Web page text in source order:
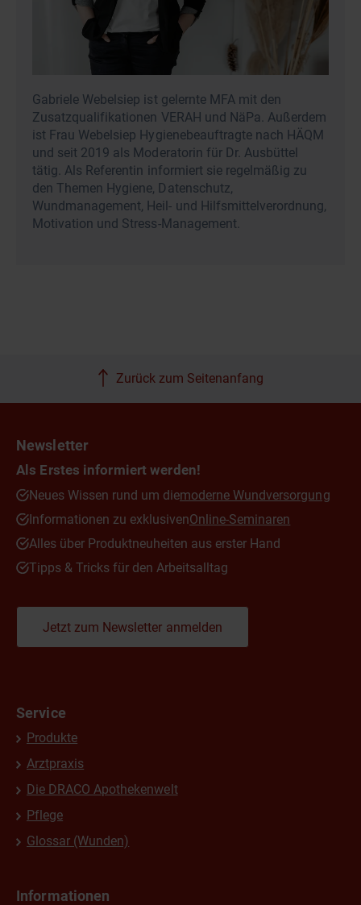
Gabriele Webelsiep ist gelernte MFA mit den
Zusatzqualifikationen VERAH und NäPa. Außerdem
ist Frau Webelsiep Hygienebeauftragte nach HÄQM
und seit 2019 als Moderatorin für Dr. Ausbüttel
tätig. Als Referentin informiert sie regelmäßig zu
den Themen Hygiene, Datenschutz,
Wundmanagement, Heil- und Hilfsmittelverordnung,
Motivation und Stress-Management.
Zurück zum Seitenanfang
Newsletter
Als Erstes informiert werden!
Neues Wissen rund um diemoderne Wundversorgung
Informationen zu exklusivenOnline-Seminaren
Alles über Produktneuheiten aus erster Hand
Tipps & Tricks für den Arbeitsalltag
Jetzt zum Newsletter anmelden
Service
Produkte
Arztpraxis
Die DRACO Apothekenwelt
Pflege
Glossar (Wunden)
Informationen